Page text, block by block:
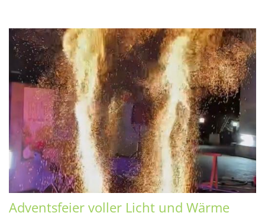
Adventsfeier voller Licht und Wärme